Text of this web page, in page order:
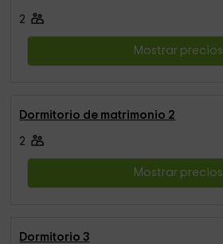
2
Mostrar precios
Dormitorio de matrimonio 2
2
Mostrar precios
Dormitorio 3